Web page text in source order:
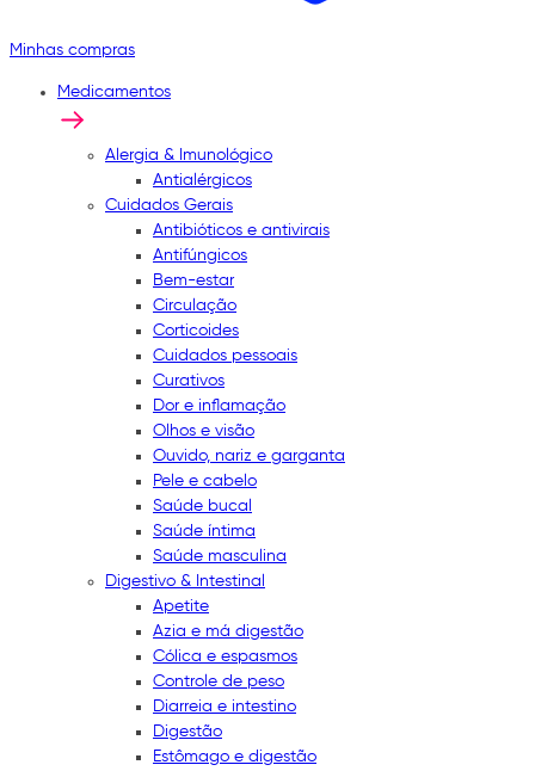
Minhas compras
Medicamentos
Alergia & Imunológico
Antialérgicos
Cuidados Gerais
Antibióticos e antivirais
Antifúngicos
Bem-estar
Circulação
Corticoides
Cuidados pessoais
Curativos
Dor e inflamação
Olhos e visão
Ouvido, nariz e garganta
Pele e cabelo
Saúde bucal
Saúde íntima
Saúde masculina
Digestivo & Intestinal
Apetite
Azia e má digestão
Cólica e espasmos
Controle de peso
Diarreia e intestino
Digestão
Estômago e digestão